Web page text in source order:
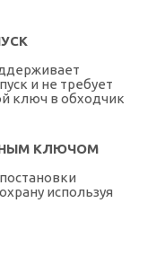
и не требует
ключ в обходчик
КЛЮЧОМ
используя